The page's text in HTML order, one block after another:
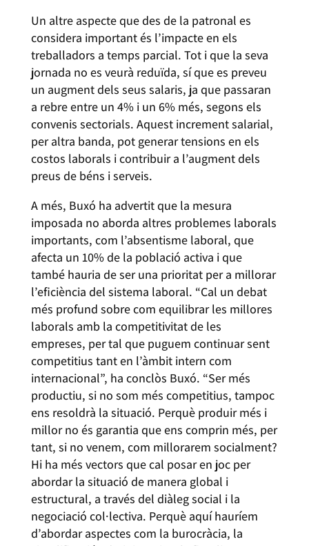
Un altre aspecte que des de la patronal es
considera important és l’impacte en els
treballadors a temps parcial. Tot i que la seva
jornada no es veurà reduïda, sí que es preveu
un augment dels seus salaris, ja que passaran
a rebre entre un 4% i un 6% més, segons els
convenis sectorials. Aquest increment salarial,
per altra banda, pot generar tensions en els
costos laborals i contribuir a l’augment dels
preus de béns i serveis.
A més, Buxó ha advertit que la mesura
imposada no aborda altres problemes laborals
importants, com l’absentisme laboral, que
afecta un 10% de la població activa i que
també hauria de ser una prioritat per a millorar
l’eficiència del sistema laboral. “Cal un debat
més profund sobre com equilibrar les millores
laborals amb la competitivitat de les
empreses, per tal que puguem continuar sent
competitius tant en l’àmbit intern com
internacional”, ha conclòs Buxó. “Ser més
productiu, si no som més competitius, tampoc
ens resoldrà la situació. Perquè produir més i
millor no és garantia que ens comprin més, per
tant, si no venem, com millorarem socialment?
Hi ha més vectors que cal posar en joc per
abordar la situació de manera global i
estructural, a través del diàleg social i la
negociació col·lectiva. Perquè aquí hauríem
d’abordar aspectes com la burocràcia, la